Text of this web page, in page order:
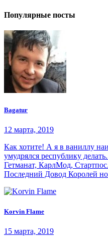
Популярные посты
Bagatur
12 марта, 2019
Как хотите! А я в ваниллу
умудрялся республику
Гетманат, КарлМод,
Последний Довод Королей
Korvin Flame
15 марта, 2019